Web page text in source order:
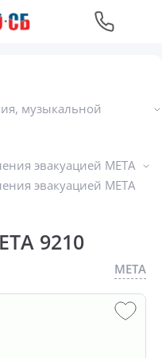
музыкальной
эвакуацией МЕТА
эвакуацией МЕТА
9210
МЕТА